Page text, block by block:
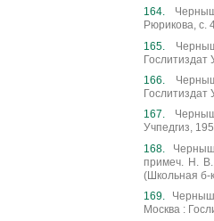
Рюрикова, с.
Учпедгиз,
примеч. Н.
(Школьная б-
Москва :